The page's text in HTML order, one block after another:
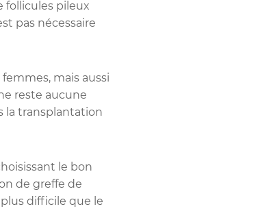
follicules pileux
pas nécessaire
mais aussi
reste aucune
la transplantation
le bon
de greffe de
difficile que le